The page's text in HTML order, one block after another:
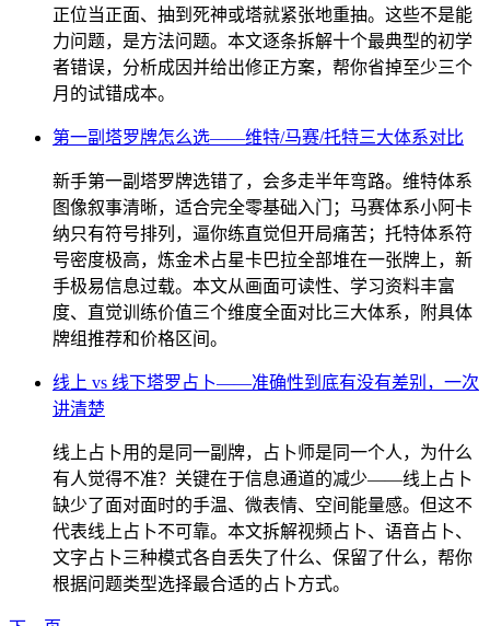
正位当正面、抽到死神或塔就紧张地重抽。这些不是能
力问题，是方法问题。本文逐条拆解十个最典型的初学
者错误，分析成因并给出修正方案，帮你省掉至少三个
月的试错成本。
第一副塔罗牌怎么选——维特/马赛/托特三大体系对比
新手第一副塔罗牌选错了，会多走半年弯路。维特体系
图像叙事清晰，适合完全零基础入门；马赛体系小阿卡
纳只有符号排列，逼你练直觉但开局痛苦；托特体系符
号密度极高，炼金术占星卡巴拉全部堆在一张牌上，新
手极易信息过载。本文从画面可读性、学习资料丰富
度、直觉训练价值三个维度全面对比三大体系，附具体
牌组推荐和价格区间。
线上 vs 线下塔罗占卜——准确性到底有没有差别，一次
讲清楚
线上占卜用的是同一副牌，占卜师是同一个人，为什么
有人觉得不准？关键在于信息通道的减少——线上占卜
缺少了面对面时的手温、微表情、空间能量感。但这不
代表线上占卜不可靠。本文拆解视频占卜、语音占卜、
文字占卜三种模式各自丢失了什么、保留了什么，帮你
根据问题类型选择最合适的占卜方式。